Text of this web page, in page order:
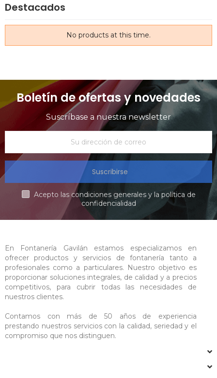
Destacados
No products at this time.
Boletín de ofertas y novedades
Suscríbase a nuestra newsletter
Suscribirse
Acepto las condiciones generales y la política de
confidencialidad
En Fontanería Gavilán estamos especializamos en
ofrecer productos y servicios de fontanería tanto a
profesionales como a particulares. Nuestro objetivo es
proporcionar soluciones integrales, de calidad y a precios
competitivos, para cubrir todas las necesidades de
nuestros clientes.
Contamos con más de 50 años de experiencia
prestando nuestros servicios con la calidad, seriedad y el
compromiso que nos distinguen.